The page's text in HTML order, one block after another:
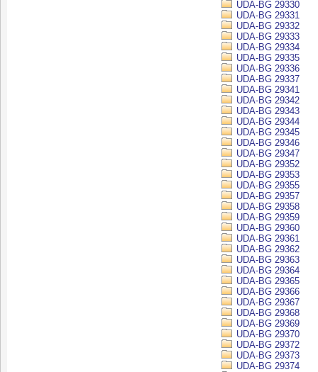
UDA-BG 29330
UDA-BG 29331
UDA-BG 29332
UDA-BG 29333
UDA-BG 29334
UDA-BG 29335
UDA-BG 29336
UDA-BG 29337
UDA-BG 29341
UDA-BG 29342
UDA-BG 29343
UDA-BG 29344
UDA-BG 29345
UDA-BG 29346
UDA-BG 29347
UDA-BG 29352
UDA-BG 29353
UDA-BG 29355
UDA-BG 29357
UDA-BG 29358
UDA-BG 29359
UDA-BG 29360
UDA-BG 29361
UDA-BG 29362
UDA-BG 29363
UDA-BG 29364
UDA-BG 29365
UDA-BG 29366
UDA-BG 29367
UDA-BG 29368
UDA-BG 29369
UDA-BG 29370
UDA-BG 29372
UDA-BG 29373
UDA-BG 29374